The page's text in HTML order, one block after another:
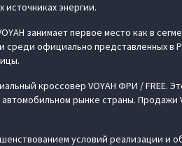
энергии.
занимает первое место как в
среди официально представленных в
кроссовер VOYAH ФРИ / FREE.
рынке страны. Продажи
условий реализации и